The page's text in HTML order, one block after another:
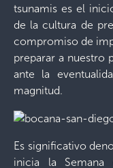
tsunamis es el
de la cultura de
compromiso de
preparar a nuestro
ante la
magnitud.
Es significativo
inicia la